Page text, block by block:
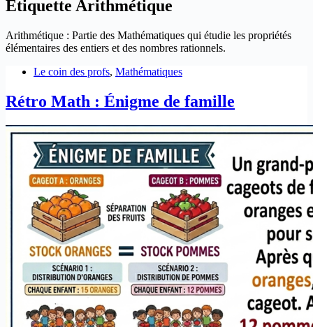
Étiquette Arithmétique
Arithmétique : Partie des Mathématiques qui étudie les propriétés
élémentaires des entiers et des nombres rationnels.
Le coin des profs, Mathématiques
Rétro Math : Énigme de famille